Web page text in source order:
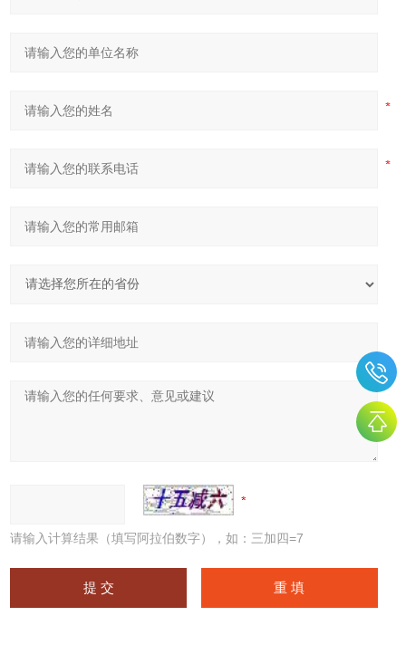
请输入计算结果（填写阿拉伯数字），如：三加四=7